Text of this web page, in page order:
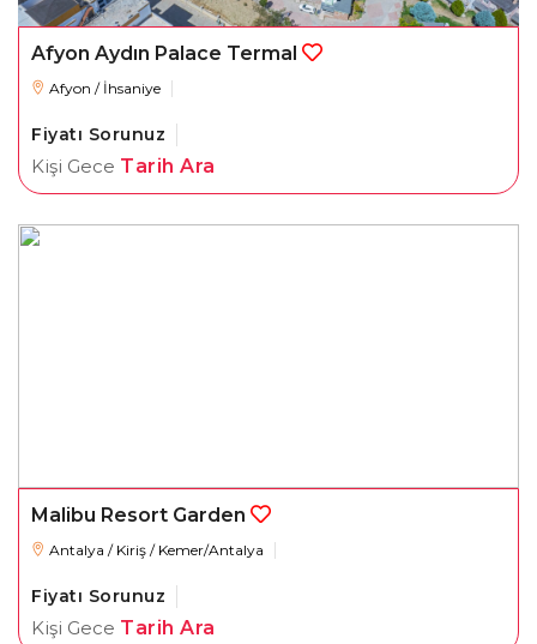
Afyon Aydın Palace Termal
Afyon / İhsaniye
Fiyatı Sorunuz
Kişi Gece Tarih Ara
Malibu Resort Garden
Antalya / Kiriş / Kemer/Antalya
Fiyatı Sorunuz
Kişi Gece Tarih Ara